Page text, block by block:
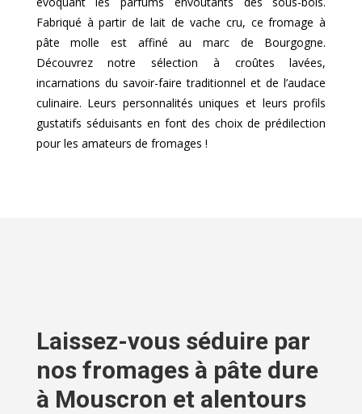
Fabriqué à partir de lait de vache cru, ce fromage à
pâte molle est affiné au marc de Bourgogne.
Découvrez notre sélection à croûtes lavées,
incarnations du savoir-faire traditionnel et de l’audace
culinaire. Leurs personnalités uniques et leurs profils
gustatifs séduisants en font des choix de prédilection
pour les amateurs de fromages !
Laissez-vous séduire par
nos fromages à pâte dure
à Mouscron et alentours